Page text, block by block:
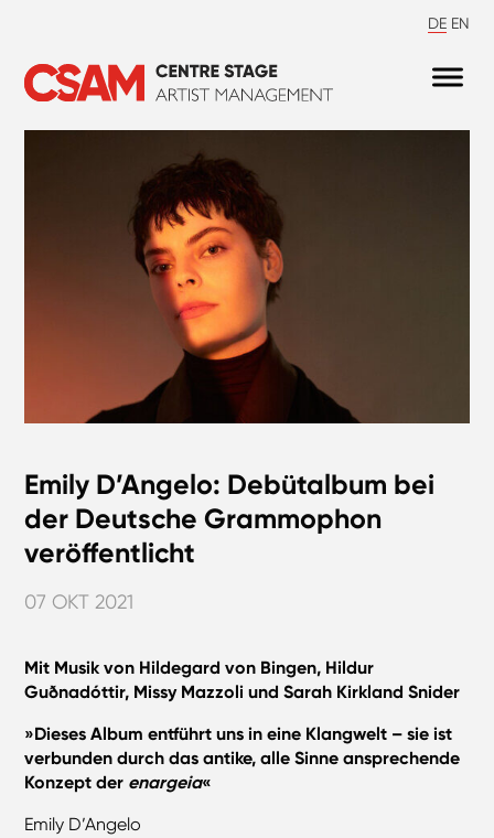
DE EN
Emily D’Angelo: Debütalbum bei
der Deutsche Grammophon
veröffentlicht
07 OKT 2021
Mit Musik von Hildegard von Bingen, Hildur
Guðnadóttir, Missy Mazzoli und Sarah Kirkland Snider
»Dieses Album entführt uns in eine Klangwelt – sie ist
verbunden durch das antike, alle Sinne ansprechende
Konzept der enargeia«
Emily D’Angelo